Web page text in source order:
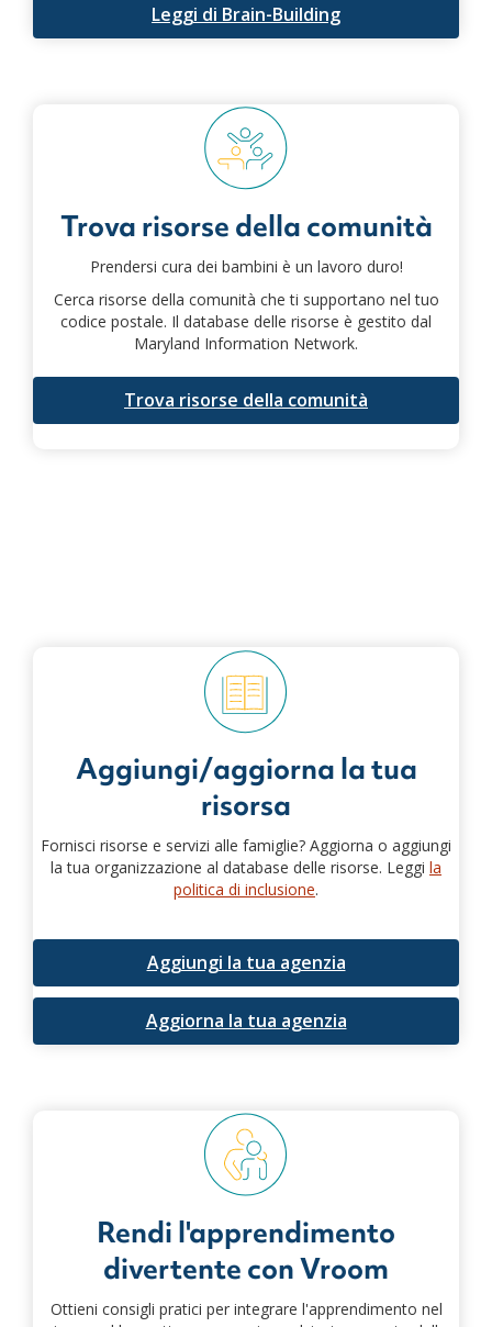
Leggi di Brain-Building
Trova risorse della comunità
Prendersi cura dei bambini è un lavoro duro!
Cerca risorse della comunità che ti supportano nel tuo
codice postale. Il database delle risorse è gestito dal
Maryland Information Network.
Trova risorse della comunità
Aggiungi/aggiorna la tua
risorsa
Fornisci risorse e servizi alle famiglie? Aggiorna o aggiungi
la tua organizzazione al database delle risorse. Leggi la
politica di inclusione.
Aggiungi la tua agenzia
Aggiorna la tua agenzia
Rendi l'apprendimento
divertente con Vroom
Ottieni consigli pratici per integrare l'apprendimento nel